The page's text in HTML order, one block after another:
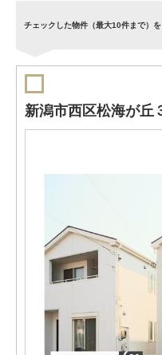
チェックした物件（最大10件まで）を
新潟市西区松海が丘